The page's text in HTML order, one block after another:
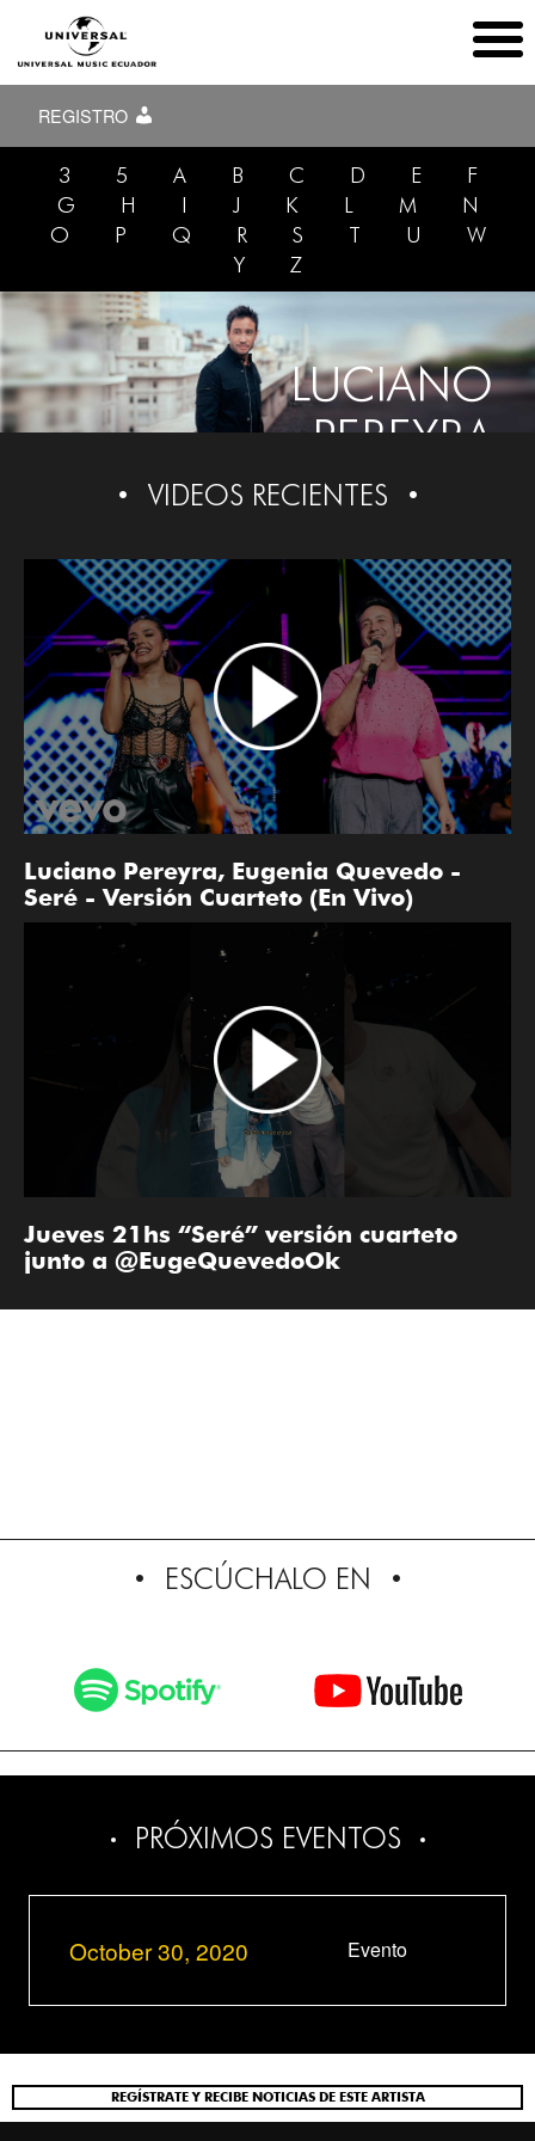
REGISTRO
3 5 A B C D E
F
G
H I J K L M
N
O
P Q R S T U
W
Y
Z
LUCIANO
PEREYRA
VIDEOS RECIENTES
Luciano Pereyra, Eugenia Quevedo -
Seré - Versión Cuarteto (En Vivo)
Jueves 21hs “Seré” versión cuarteto
junto a @EugeQuevedoOk
ESCÚCHALO EN
PRÓXIMOS EVENTOS
October 30, 2020 Evento
REGÍSTRATE Y RECIBE NOTICIAS DE ESTE ARTISTA